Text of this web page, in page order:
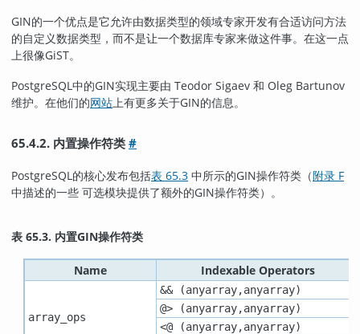
GIN的一个优点是它允许由数据类型的领域专家开发有合适访问方法
的自定义数据类型，而不是让一个数据库专家来做这件事。在这一点
上很像GiST。
PostgreSQL中的GIN实现主要由 Teodor Sigaev 和 Oleg Bartunov
维护。在他们的网站上有更多关于GIN的信息。
65.4.2. 内置操作符类#
PostgreSQL的核心发布包括表 65.3 中所示的GIN操作符类（附录 F
中描述的一些 可选模块提供了额外的GIN操作符类）。
表 65.3. 内置GIN操作符类
Name Indexable Operators
array_ops
&& (anyarray,anyarray)
@> (anyarray,anyarray)
<@ (anyarray,anyarray)